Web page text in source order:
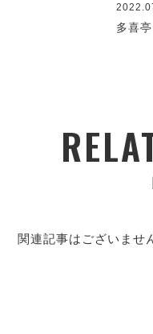
多喜
関連記事はございませ